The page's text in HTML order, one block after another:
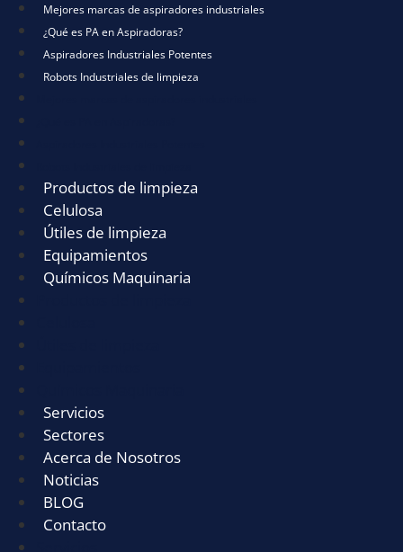
Mejores marcas de aspiradores industriales
¿Qué es PA en Aspiradoras?
Aspiradores Industriales Potentes
Robots Industriales de limpieza
Productos de limpieza
Celulosa
Útiles de limpieza
Equipamientos
Químicos Maquinaria
Servicios
Sectores
Acerca de Nosotros
Noticias
BLOG
Contacto